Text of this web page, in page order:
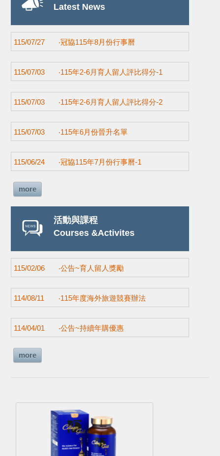
Latest News
115/07/27 ‧冠協115年8月份行事曆
115/07/03 ‧115年2-6月育人留人評比得分-1
115/07/03 ‧115年2-6月育人留人評比得分-2
115/07/03 ‧115年6月份晉升名單
115/06/24 ‧冠協115年7月份行事曆-1
more
活動與課程
Courses &Activites
115/02/06 ‧公告~育人留人獎勵
114/08/11 ‧115年度海外旅遊競賽辦法
114/04/01 ‧公告~持續年購優惠
more